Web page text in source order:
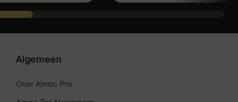
Algemeen
Over Amac Pro